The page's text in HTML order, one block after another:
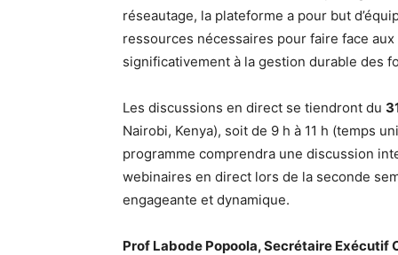
réseautage, la plateforme a pour but
ressources nécessaires pour faire face
significativement à la gestion durable des
Les discussions en direct se tiendront du
Nairobi, Kenya), soit de 9 h à 11 h (temps
programme comprendra une discussion
webinaires en direct lors de la seconde
engageante et dynamique.
Prof Labode Popoola, Secrétaire Exécutif